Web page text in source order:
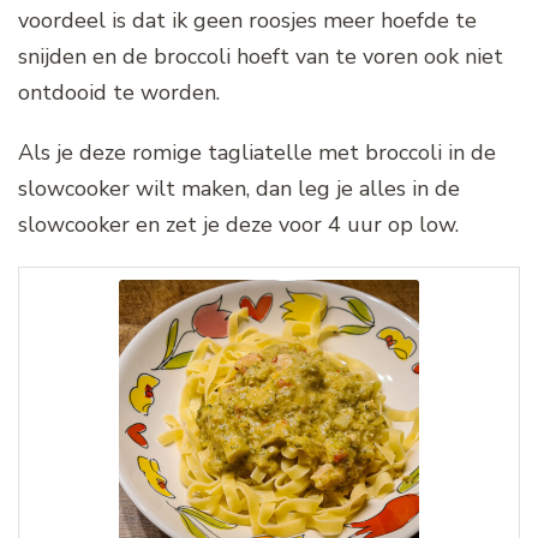
voordeel is dat ik geen roosjes meer hoefde te
snijden en de broccoli hoeft van te voren ook niet
ontdooid te worden.
Als je deze romige tagliatelle met broccoli in de
slowcooker wilt maken, dan leg je alles in de
slowcooker en zet je deze voor 4 uur op low.